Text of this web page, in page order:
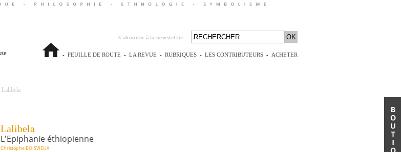
S'abonner à la newsletter
- FEUILLE DE ROUTE - LA REVUE - RUBRIQUES - LES CONTRIBUTEURS - ACHETER
Lalibela
Lalibela
L'Epiphanie éthiopienne
Christophe BOISVIEUX